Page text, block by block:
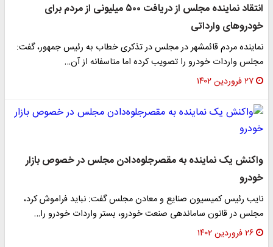
انتقاد نماینده مجلس از دریافت ۵۰۰ میلیونی از مردم برای
خودروهای وارداتی
نماینده مردم قائمشهر در مجلس در تذکری خطاب به رئیس جمهور، گفت:
مجلس واردات خودرو را تصویب کرده اما متاسفانه از آن…
۲۷ فروردین ۱۴۰۲
واکنش یک نماینده به مقصرجلوه‌دادن مجلس در خصوص بازار
خودرو
نایب رئیس کمیسیون صنایع و معادن مجلس گفت: نباید فراموش کرد،
مجلس در قانون ساماندهی صنعت خودرو، بستر واردات خودرو را…
۲۶ فروردین ۱۴۰۲